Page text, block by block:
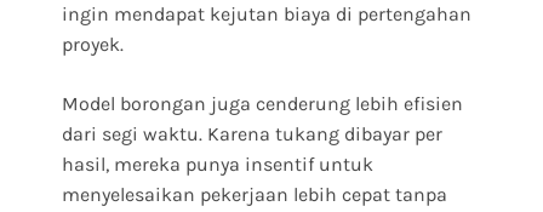
ingin mendapat kejutan biaya di pertengahan
proyek.
Model borongan juga cenderung lebih efisien
dari segi waktu. Karena tukang dibayar per
hasil, mereka punya insentif untuk
menyelesaikan pekerjaan lebih cepat tanpa